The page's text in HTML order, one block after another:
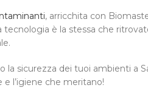
, arricchita con
tecnologia è la stessa che
sicurezza dei tuoi ambienti a
e l’igiene che meritano!